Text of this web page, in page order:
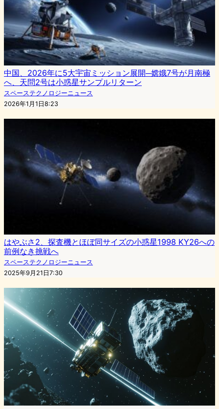
中国、2026年に5大宇宙ミッション展開─嫦娥7号が月南極
へ、天問2号は小惑星サンプルリターン
スペーステクノロジーニュース
2026年1月1日8:23
はやぶさ2、探査機とほぼ同サイズの小惑星1998 KY26への
前例なき挑戦へ
スペーステクノロジーニュース
2025年9月21日7:30